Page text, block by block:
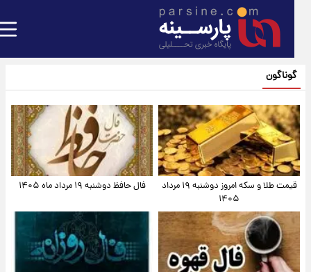
گوناگون
قیمت طلا و سکه امروز دوشنبه ۱۹ مرداد
۱۴۰۵
فال حافظ دوشنبه ۱۹ مرداد ماه ۱۴۰۵